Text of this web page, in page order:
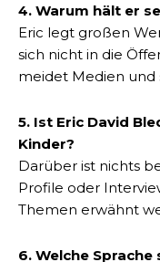
4. Warum hält er
Eric legt großen
sich nicht in die
meidet Medien und
5. Ist Eric David
Kinder?
Darüber ist nichts
Profile oder
Themen erwähnt
6. Welche Sprache